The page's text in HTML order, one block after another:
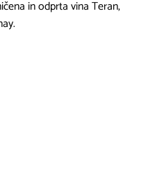
in odprta vina Teran,